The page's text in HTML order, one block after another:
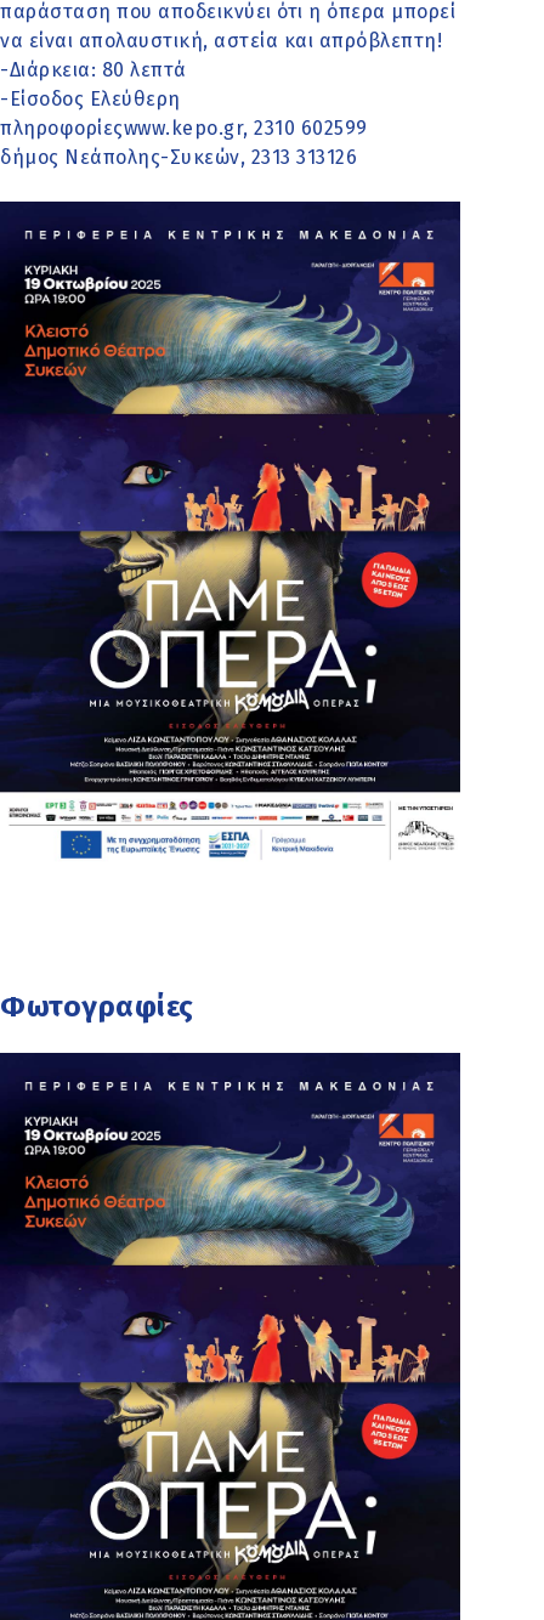
παράσταση που αποδεικνύει ότι η όπερα μπορεί
να είναι απολαυστική, αστεία και απρόβλεπτη!
-Διάρκεια: 80 λεπτά
-Είσοδος Ελεύθερη
πληροφορίεςwww.kepo.gr, 2310 602599
δήμος Νεάπολης-Συκεών, 2313 313126
Φωτογραφίες